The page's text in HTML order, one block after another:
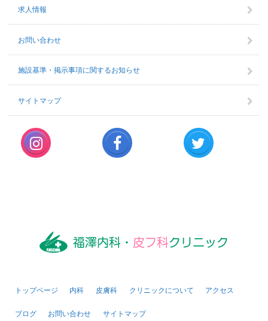
求人情報
お問い合わせ
施設基準・掲示事項に関するお知らせ
サイトマップ
トップページ 内科 皮膚科 クリニックについて アクセス
ブログ お問い合わせ サイトマップ